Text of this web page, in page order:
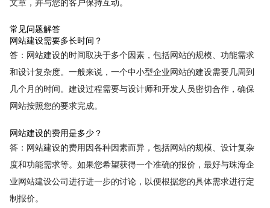
文章，并与您的客户保持互动。
常见问题解答
网站建设需要多长时间？
答：网站建设的时间取决于多个因素，包括网站的规模、功能需求
和设计复杂度。一般来说，一个中小型企业网站的建设需要几周到
几个月的时间。建设过程需要与设计师和开发人员密切合作，确保
网站按照您的要求完成。
网站建设的费用是多少？
答：网站建设的费用因各种因素而异，包括网站的规模、设计复杂
度和功能需求等。如果您希望获得一个准确的报价，最好与珠海企
业网站建设公司进行进一步的讨论，以便根据您的具体需求进行定
制报价。